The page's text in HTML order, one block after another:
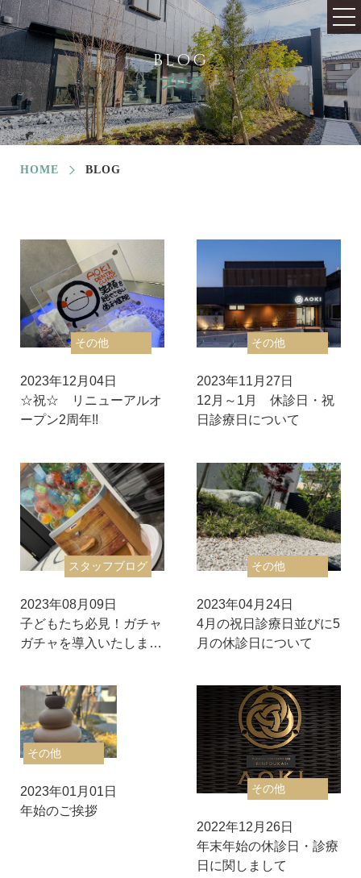
BLOG
ブログ
HOME BLOG
その他
2023年12月04日
☆祝☆ リニューアルオ
ープン2周年!!
その他
2023年11月27日
12月～1月 休診日・祝
日診療日について
スタッフブログ
2023年08月09日
子どもたち必見！ガチャ
ガチャを導入いたしま…
その他
2023年04月24日
4月の祝日診療日並びに5
月の休診日について
その他
2023年01月01日
年始のご挨拶
その他
2022年12月26日
年末年始の休診日・診療
日に関しまして